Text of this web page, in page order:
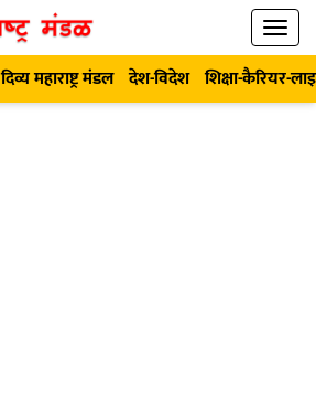
दिव्य महाराष्ट्र मंडल देश-विदेश शिक्षा-कैरियर-